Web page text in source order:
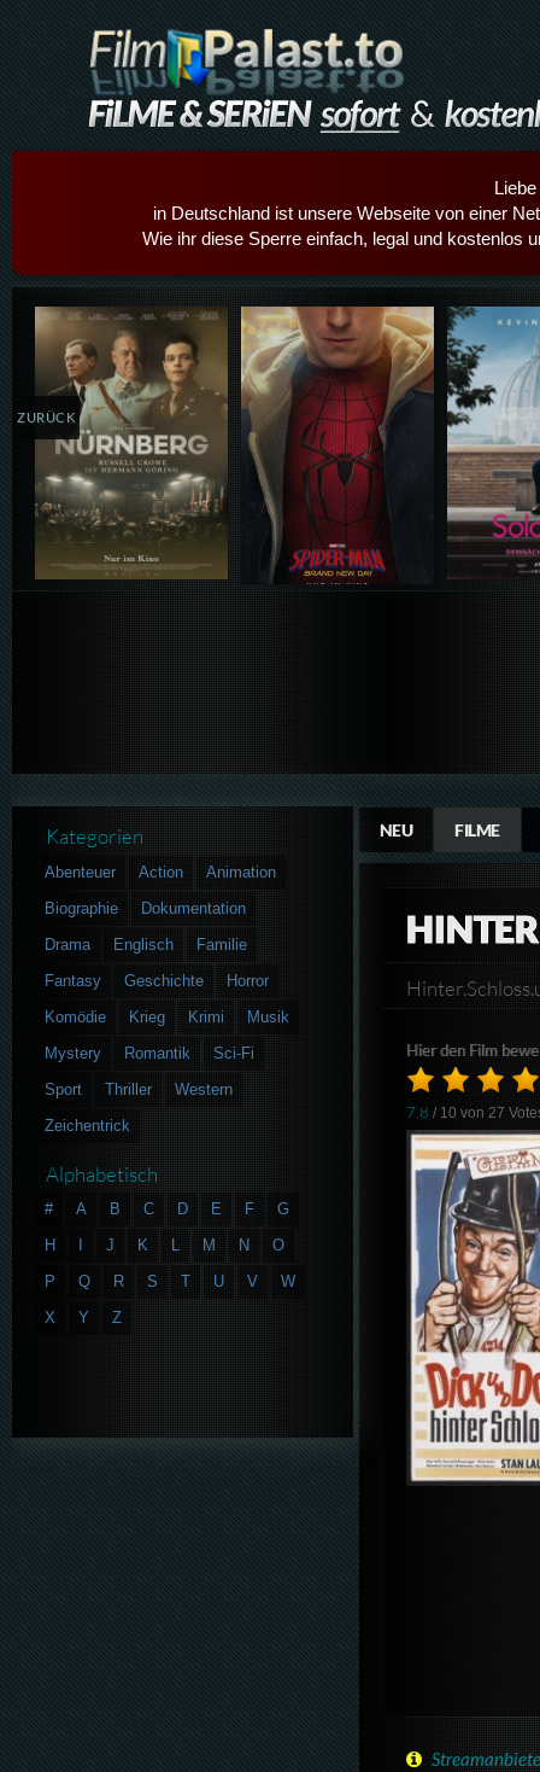
in Deutschland ist unsere Webseite von einer
Wie ihr diese Sperre einfach, legal und kostenlos
Details,Play Details,Play
ZURÜCK
NEU FILME
Hier den Film
7.8 / 10 von27
Kategorien
Abenteuer Action
Animation
Biographie
Dokumentation
Drama
Englisch
Familie
Fantasy
Geschichte
Horror
Komödie
Krieg Krimi
Musik
Mystery
Romantik
Sci-Fi
Sport
Thriller
Western
Zeichentrick
Alphabetisch
# A B C D E F
G
H
J K L M N
O
P
Q R S T U V
W
X
Y Z